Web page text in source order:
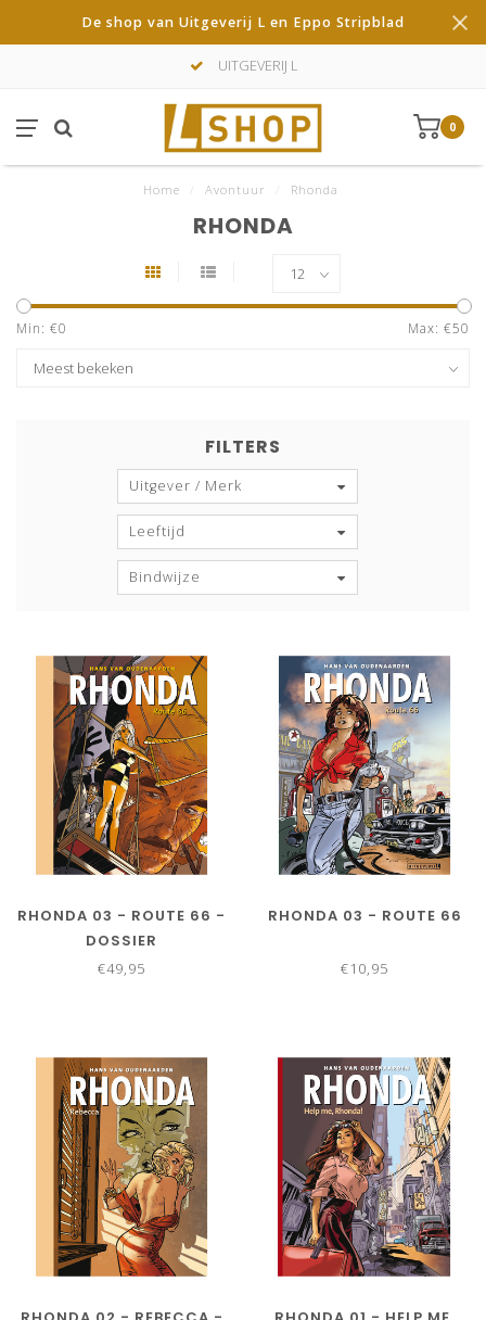
De shop van Uitgeverij L en Eppo Stripblad
UITGEVERIJ L
0
Home Avontuur Rhonda
RHONDA
Min: €0 Max: €50
FILTERS
Uitgever / Merk
Leeftijd
Bindwijze
RHONDA 03 - ROUTE 66 -
DOSSIER
€49,95
RHONDA 03 - ROUTE 66
€10,95